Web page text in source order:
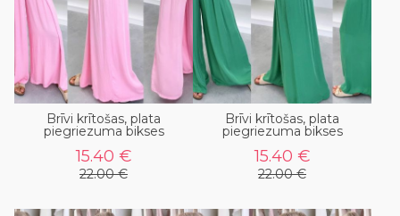
Brīvi krītošas, plata
piegriezuma bikses
15.40 €
22.00 €
Brīvi krītošas, plata
piegriezuma bikses
15.40 €
22.00 €